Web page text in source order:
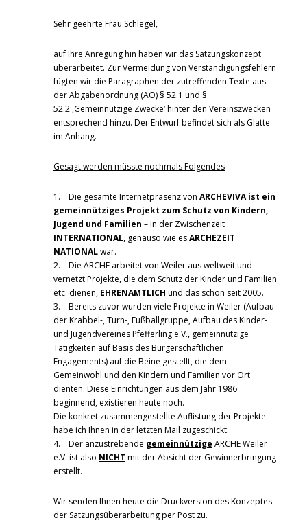
Sehr geehrte Frau Schlegel,
auf Ihre Anregung hin haben wir das Satzungskonzept
überarbeitet. Zur Vermeidung von Verständigungsfehlern
fügten wir die Paragraphen der zutreffenden Texte aus
der Abgabenordnung (AO) § 52.1 und §
52.2 ‚Gemeinnützige Zwecke‘ hinter den Vereinszwecken
entsprechend hinzu. Der Entwurf befindet sich als Glatte
im Anhang.
Gesagt werden müsste nochmals Folgendes
1. Die gesamte Internetpräsenz von ARCHEVIVA ist ein
gemeinnütziges Projekt zum Schutz von Kindern,
Jugend und Familien – in der Zwischenzeit
INTERNATIONAL, genauso wie esARCHEZEIT
NATIONALwar.
2. Die ARCHE arbeitet von Weiler aus weltweit und
vernetzt Projekte, die dem Schutz der Kinder und Familien
etc. dienen, EHRENAMTLICH und das schon seit 2005.
3. Bereits zuvor wurden viele Projekte in Weiler (Aufbau
der Krabbel-, Turn-, Fußballgruppe, Aufbau des Kinder-
und Jugendvereines Pfefferling e.V., gemeinnützige
Tätigkeiten auf Basis des Bürgerschaftlichen
Engagements) auf die Beine gestellt, die dem
Gemeinwohl und den Kindern und Familien vor Ort
dienten. Diese Einrichtungen aus dem Jahr 1986
beginnend, existieren heute noch.
Die konkret zusammengestellte Auflistung der Projekte
habe ich Ihnen in der letzten Mail zugeschickt.
4. Der anzustrebende gemeinnützige ARCHE Weiler
e.V. ist also NICHT mit der Absicht der Gewinnerbringung
erstellt.
Wir senden Ihnen heute die Druckversion des Konzeptes
der Satzungsüberarbeitung per Post zu.